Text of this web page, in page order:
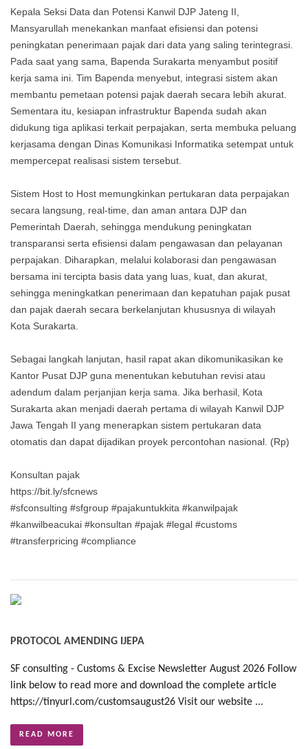
Kepala Seksi Data dan Potensi Kanwil DJP Jateng II,
Mansyarullah menekankan manfaat efisiensi dan potensi
peningkatan penerimaan pajak dari data yang saling terintegrasi.
Pada saat yang sama, Bapenda Surakarta menyambut positif
kerja sama ini. Tim Bapenda menyebut, integrasi sistem akan
membantu pemetaan potensi pajak daerah secara lebih akurat.
Sementara itu, kesiapan infrastruktur Bapenda sudah akan
didukung tiga aplikasi terkait perpajakan, serta membuka peluang
kerjasama dengan Dinas Komunikasi Informatika setempat untuk
mempercepat realisasi sistem tersebut.
Sistem Host to Host memungkinkan pertukaran data perpajakan
secara langsung, real-time, dan aman antara DJP dan
Pemerintah Daerah, sehingga mendukung peningkatan
transparansi serta efisiensi dalam pengawasan dan pelayanan
perpajakan. Diharapkan, melalui kolaborasi dan pengawasan
bersama ini tercipta basis data yang luas, kuat, dan akurat,
sehingga meningkatkan penerimaan dan kepatuhan pajak pusat
dan pajak daerah secara berkelanjutan khususnya di wilayah
Kota Surakarta.
Sebagai langkah lanjutan, hasil rapat akan dikomunikasikan ke
Kantor Pusat DJP guna menentukan kebutuhan revisi atau
adendum dalam perjanjian kerja sama. Jika berhasil, Kota
Surakarta akan menjadi daerah pertama di wilayah Kanwil DJP
Jawa Tengah II yang menerapkan sistem pertukaran data
otomatis dan dapat dijadikan proyek percontohan nasional. (Rp)
Konsultan pajak
https://bit.ly/sfcnews
#sfconsulting #sfgroup #pajakuntukkita #kanwilpajak
#kanwilbeacukai #konsultan #pajak #legal #customs
#transferpricing #compliance
PROTOCOL AMENDING IJEPA
SF consulting - Customs & Excise Newsletter August 2026 Follow
link below to read more and download the complete article
https://tinyurl.com/customsaugust26 Visit our website ...
READ MORE